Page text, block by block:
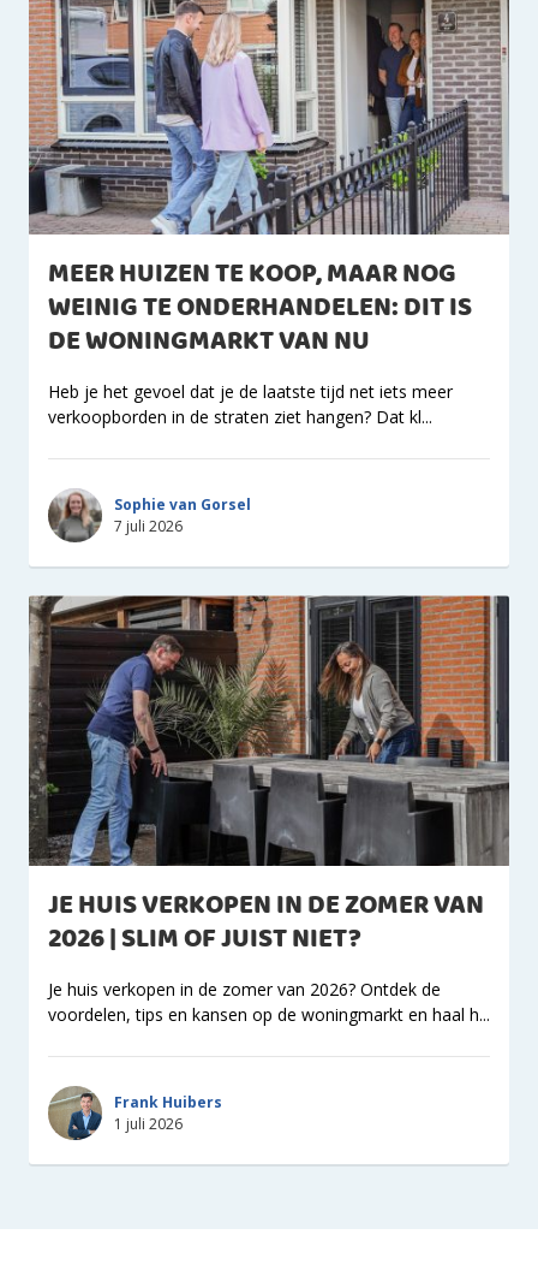
MEER HUIZEN TE KOOP, MAAR NOG
WEINIG TE ONDERHANDELEN: DIT IS
DE WONINGMARKT VAN NU
Heb je het gevoel dat je de laatste tijd net iets meer
verkoopborden in de straten ziet hangen? Dat kl...
Sophie van Gorsel
7 juli 2026
JE HUIS VERKOPEN IN DE ZOMER VAN
2026 | SLIM OF JUIST NIET?
Je huis verkopen in de zomer van 2026? Ontdek de
voordelen, tips en kansen op de woningmarkt en haal h...
Frank Huibers
1 juli 2026